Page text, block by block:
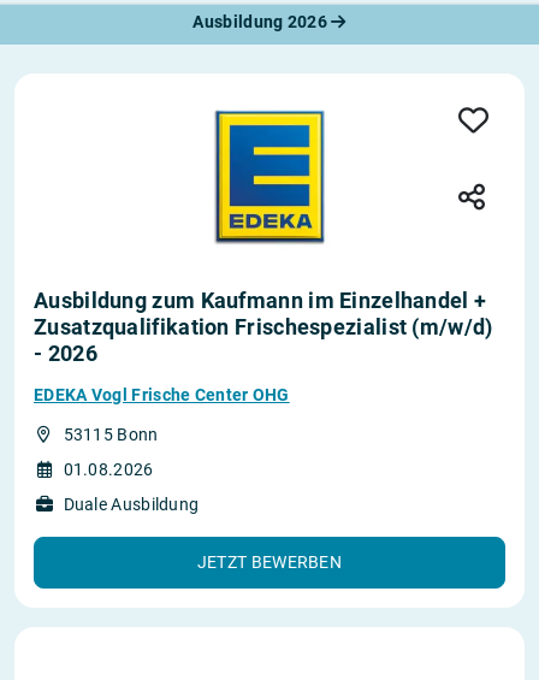
Ausbildung 2026
Ausbildung zum Kaufmann im Einzelhandel +
Zusatzqualifikation Frischespezialist (m/w/d)
- 2026
EDEKA Vogl Frische Center OHG
53115 Bonn
01.08.2026
Duale Ausbildung
JETZT BEWERBEN